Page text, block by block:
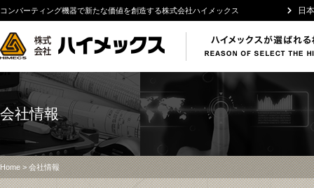
コンバーティング機器で新たな価値を創造する株式会社ハイメックス 日
会社情報
Home> 会社情報